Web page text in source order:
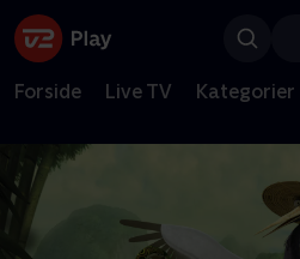
Forside Live TV Kategorier